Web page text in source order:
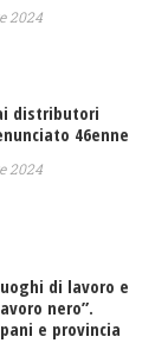
2024
distributori
46enne
2024
di lavoro e
nero”.
e provincia